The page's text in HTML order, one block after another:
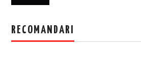
RECOMANDARI